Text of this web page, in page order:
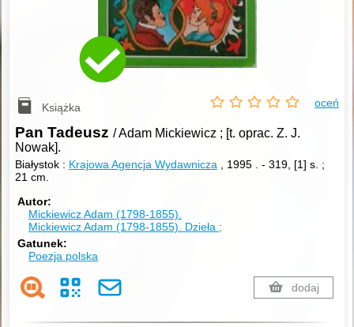
Książka oceń
Pan Tadeusz / Adam Mickiewicz ; [t. oprac. Z. J.
Nowak].
Białystok : Krajowa Agencja Wydawnicza , 1995 . - 319, [1] s. ;
21 cm.
Autor
Mickiewicz Adam (1798-1855).
Mickiewicz Adam (1798-1855). Dzieła ;
Gatunek
Poezja polska
dodaj